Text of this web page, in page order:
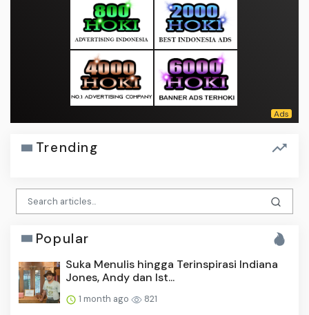
Trending
Popular
Suka Menulis hingga Terinspirasi Indiana
Jones, Andy dan Ist...
1 month ago 821